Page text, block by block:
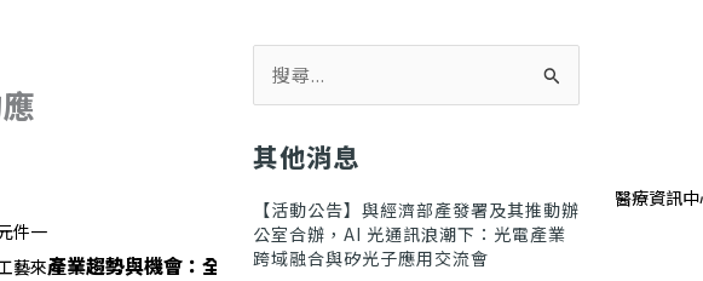
件一
藝來
資料來源：中山醫學大學附設醫院 醫療資訊
產業趨勢與機會：全球研發佈局與技術商品化趨勢
鍵
字
其他消息
【活動公告】與經濟部產發署及其推動辦
公室合辦，AI 光通訊浪潮下：光電產業
跨域融合與矽光子應用交流會